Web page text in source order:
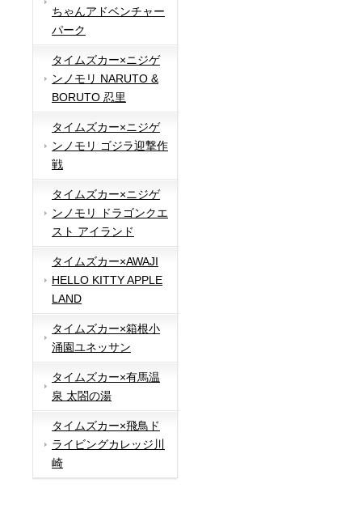
ちゃんアドベンチャー
パーク
タイムズカー×ニジゲ
ンノモリ NARUTO &
BORUTO 忍里
タイムズカー×ニジゲ
ンノモリ ゴジラ迎撃作
戦
タイムズカー×ニジゲ
ンノモリ ドラゴンクエ
スト アイランド
タイムズカー×AWAJI
HELLO KITTY APPLE
LAND
タイムズカー×箱根小
涌園ユネッサン
タイムズカー×有馬温
泉 太閤の湯
タイムズカー×飛鳥ド
ライビングカレッジ川
崎